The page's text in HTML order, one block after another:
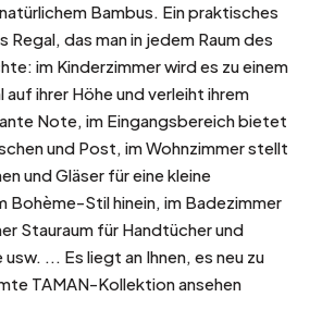
Bambus. Ein praktisches
das man in jedem Raum des
im Kinderzimmer wird es zu einem
auf ihrer Höhe und verleiht ihrem
Note, im Eingangsbereich bietet
und Post, im Wohnzimmer stellt
und Gläser für eine kleine
Bohème-Stil hinein, im Badezimmer
Stauraum für Handtücher und
... Es liegt an Ihnen, es neu zu
TAMAN-Kollektion ansehen